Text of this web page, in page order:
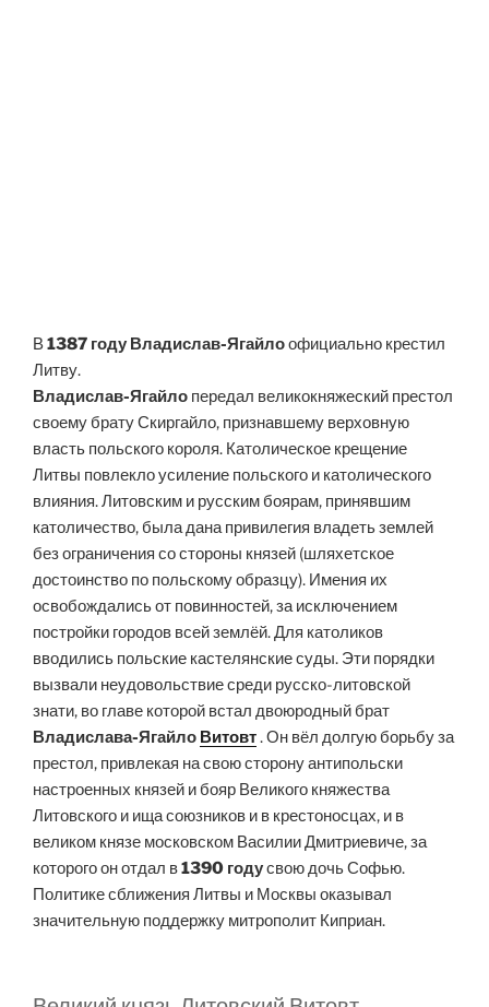
В1387 году Владислав-Ягайлоофициально крестил
Литву.
Владислав-Ягайло передал великокняжеский престол
своему брату Скиргайло, признавшему верховную
власть польского короля. Католическое крещение
Литвы повлекло усиление польского и католического
влияния. Литовским и русским боярам, принявшим
католичество, была дана привилегия владеть землей
без ограничения со стороны князей (шляхетское
достоинство по польскому образцу). Имения их
освобождались от повинностей, за исключением
постройки городов всей землёй. Для католиков
вводились польские кастелянские суды. Эти порядки
вызвали неудовольствие среди русско-литовской
знати, во главе которой встал двоюродный брат
Владислава-Ягайло Витовт. Он вёл долгую борьбу за
престол, привлекая на свою сторону антипольски
настроенных князей и бояр Великого княжества
Литовского и ища союзников и в крестоносцах, и в
великом князе московском Василии Дмитриевиче, за
которого он отдал в1390 годусвою дочь Софью.
Политике сближения Литвы и Москвы оказывал
значительную поддержку митрополит Киприан.